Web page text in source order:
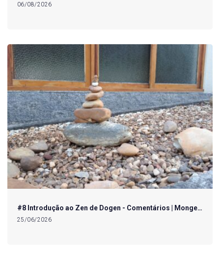
06/08/2026
#8 Introdução ao Zen de Dogen - Comentários | Monge…
25/06/2026